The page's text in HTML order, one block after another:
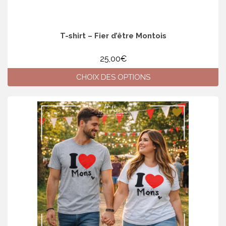
T-shirt – Fier d’être Montois
25,00€
CHOIX DES OPTIONS
produit
a
plusieurs
variations.
Les
options
peuvent
être
choisies
sur
la
page
du